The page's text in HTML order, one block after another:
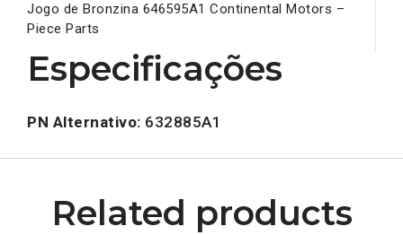
Jogo de Bronzina 646595A1 Continental Motors –
Piece Parts
Especificações
PN Alternativo: 632885A1
Related products